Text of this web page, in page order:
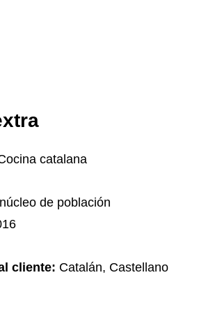
catalana
de población
cliente: Catalán, Castellano